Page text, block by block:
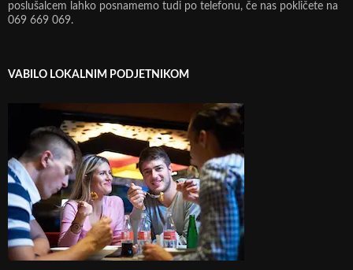
poslušalcem lahko posnamemo tudi po telefonu, če nas pokličete na
069 669 069.
VABILO LOKALNIM PODJETNIKOM